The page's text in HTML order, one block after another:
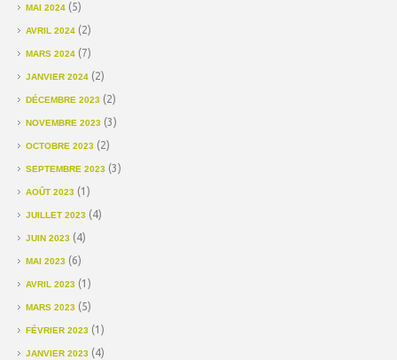
MAI 2024 (5)
AVRIL 2024 (2)
MARS 2024 (7)
JANVIER 2024 (2)
DÉCEMBRE 2023 (2)
NOVEMBRE 2023 (3)
OCTOBRE 2023 (2)
SEPTEMBRE 2023 (3)
AOÛT 2023 (1)
JUILLET 2023 (4)
JUIN 2023 (4)
MAI 2023 (6)
AVRIL 2023 (1)
MARS 2023 (5)
FÉVRIER 2023 (1)
JANVIER 2023 (4)